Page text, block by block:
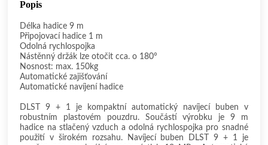
Popis
Délka hadice 9 m
Připojovací hadice 1 m
Odolná rychlospojka
Nástěnný držák lze otočit cca. o 180°
Nosnost: max. 150kg
Automatické zajišťování
Automatické navíjení hadice
DLST 9 + 1 je kompaktní automatický navíjecí buben v
robustním plastovém pouzdru. Součástí výrobku je 9 m
hadice na stlačený vzduch a odolná rychlospojka pro snadné
použití v širokém rozsahu. Navíjecí buben DLST 9 + 1 je